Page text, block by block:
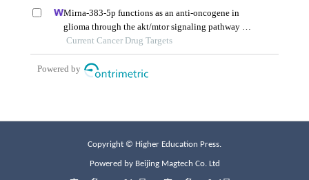
Copyright © Higher Education Press.
Powered by Beijing Magtech Co. Ltd